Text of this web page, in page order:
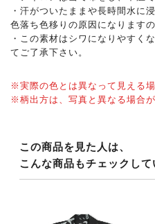
・汗がついたままや長時間水に
色落ち色移りの原因になります
・この素材はシワになりやすく
てご了承下さい。
※実際の色とは異なって見える場
※柄出方は、写真と異なる場合が
この商品を見た人は、
こんな商品もチェックして